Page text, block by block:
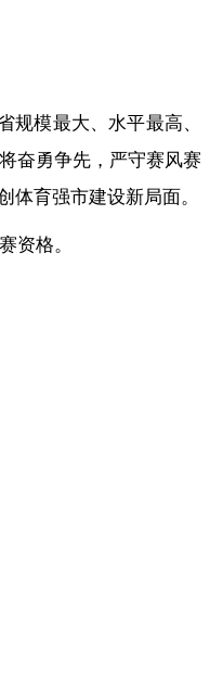
模最大、水平最高、
奋勇争先，严守赛风赛
育强市建设新局面。
资格。